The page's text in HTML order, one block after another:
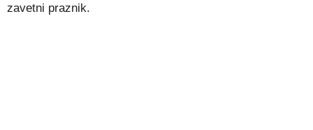
zavetni praznik.